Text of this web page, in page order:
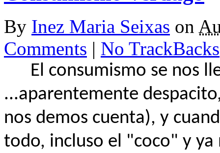
By Inez Maria Seixas on
Comments | No TrackBacks
El consumismo se nos
...aparentemente
nos demos cuenta), y
todo, incluso el "coco" y ya